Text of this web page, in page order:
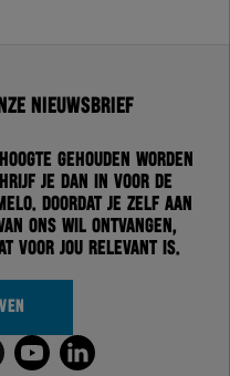
nieuwsbrief
gehouden worden
je dan in voor de
Doordat je zelf aan
ons wil ontvangen,
voor jou relevant is.